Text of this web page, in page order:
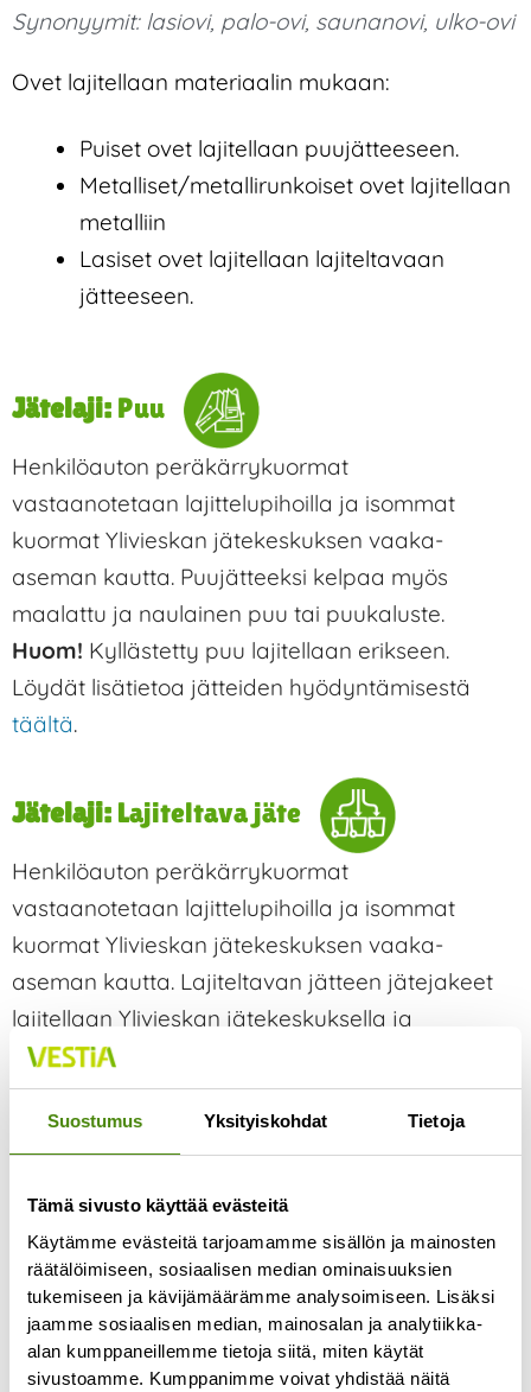
Suostumus Yksityiskohdat Tietoja
Tämä sivusto käyttää evästeitä
Käytämme evästeitä tarjoamamme sisällön ja mainosten
räätälöimiseen, sosiaalisen median ominaisuuksien
tukemiseen ja kävijämäärämme analysoimiseen. Lisäksi
jaamme sosiaalisen median, mainosalan ja analytiikka-
alan kumppaneillemme tietoja siitä, miten käytät
sivustoamme. Kumppanimme voivat yhdistää näitä
Synonyymit: lasiovi, palo-ovi, saunanovi, ulko-ovi
Ovet lajitellaan materiaalin mukaan:
Puiset ovet lajitellaan puujätteeseen.
Metalliset/metallirunkoiset ovet lajitellaan
metalliin
Lasiset ovet lajitellaan lajiteltavaan
jätteeseen.
Jätelaji: Puu
Henkilöauton peräkärrykuormat
vastaanotetaan lajittelupihoilla ja isommat
kuormat Ylivieskan jätekeskuksen vaaka-
aseman kautta. Puujätteeksi kelpaa myös
maalattu ja naulainen puu tai puukaluste.
Huom! Kyllästetty puu lajitellaan erikseen.
Löydät lisätietoa jätteiden hyödyntämisestä
täältä.
Jätelaji: Lajiteltava jäte
Henkilöauton peräkärrykuormat
vastaanotetaan lajittelupihoilla ja isommat
kuormat Ylivieskan jätekeskuksen vaaka-
aseman kautta. Lajiteltavan jätteen jätejakeet
lajitellaan Ylivieskan jätekeskuksella ja
hyödynnetään mahdollisuuksien mukaan.
Jätejakeet joita ei voida hyödyntää
loppusijoitetaan. Löydät lisätietoa jätteiden
hyödyntämisestätäältä.
Jätelaji:Metalli
Metallia kerätään ekopisteillä, taloyhtiöissä ja
lajittelupihoilla. Tuo isommat metalliesineet
lajittelupihoille (esim. hanat, tiskialtaat,